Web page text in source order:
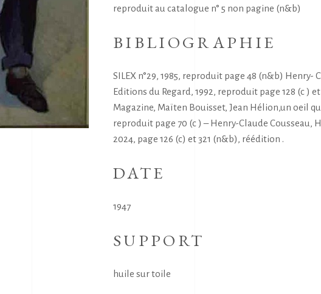
reproduit au catalogue n° 5 non pagine (n&b)
BIBLIOGRAPHIE
SILEX n°29, 1985, reproduit page 48 (n&b) Henry-
Editions du Regard, 1992, reproduit page 128 (c )
Magazine, Maïten Bouisset, Jean Hélion,un oeil qui
reproduit page 70 (c ) – Henry-Claude Cousseau,
2024, page 126 (c) et 321 (n&b), réédition .
DATE
1947
SUPPORT
huile sur toile